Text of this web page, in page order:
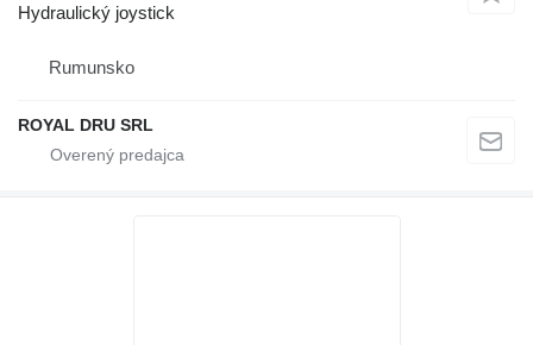
Hydraulický joystick
Rumunsko
ROYAL DRU SRL